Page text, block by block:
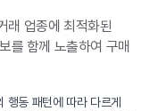
래 업종에 최적화된
를 함께 노출하여 구매
행동 패턴에 따라 다르게